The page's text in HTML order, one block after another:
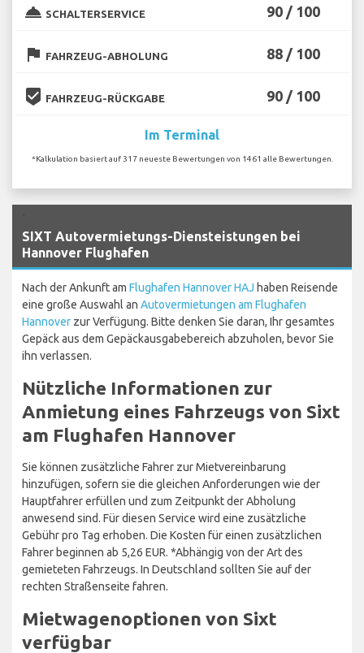
room_service SCHALTERSERVICE 90 / 100
flag FAHRZEUG-ABHOLUNG 88 / 100
beenhere FAHRZEUG-RÜCKGABE 90 / 100
Im Terminal
*Kalkulation basiert auf 317 neueste Bewertungen von 1461 alle Bewertungen.
SIXT Autovermietungs-Diensteistungen bei
Hannover Flughafen
Nach der Ankunft am Flughafen Hannover HAJ haben Reisende
eine große Auswahl an Autovermietungen am Flughafen
Hannover zur Verfügung. Bitte denken Sie daran, Ihr gesamtes
Gepäck aus dem Gepäckausgabebereich abzuholen, bevor Sie
ihn verlassen.
Nützliche Informationen zur
Anmietung eines Fahrzeugs von Sixt
am Flughafen Hannover
Sie können zusätzliche Fahrer zur Mietvereinbarung
hinzufügen, sofern sie die gleichen Anforderungen wie der
Hauptfahrer erfüllen und zum Zeitpunkt der Abholung
anwesend sind. Für diesen Service wird eine zusätzliche
Gebühr pro Tag erhoben. Die Kosten für einen zusätzlichen
Fahrer beginnen ab 5,26 EUR. *Abhängig von der Art des
gemieteten Fahrzeugs. In Deutschland sollten Sie auf der
rechten Straßenseite fahren.
Mietwagenoptionen von Sixt
verfügbar